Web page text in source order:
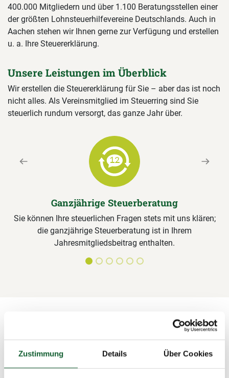
Zustimmung Details Über Cookies
400.000 Mitgliedern und über 1.100 Beratungsstellen einer
der größten Lohnsteuerhilfevereine Deutschlands. Auch in
Aachen stehen wir Ihnen gerne zur Verfügung und erstellen
u. a. Ihre Steuererklärung.
Unsere Leistungen im Überblick
Wir erstellen die Steuererklärung für Sie – aber das ist noch
nicht alles. Als Vereinsmitglied im Steuerring sind Sie
steuerlich rundum versorgt, das ganze Jahr über.
Ganzjährige Steuerberatung
Sie können Ihre steuerlichen Fragen stets mit uns klären;
die ganzjährige Steuerberatung ist in Ihrem
Jahresmitgliedsbeitrag enthalten.
Previous Next
Alle Leistungen für Steuerring-
Mitglieder im Detail
Unterlagen sichten, Formulare ausfüllen,